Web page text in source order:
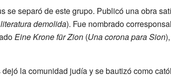
se separó de este grupo. Publicó una obra
demolida). Fue nombrado
Eine Krone für Zion(Una corona para Sion
la comunidad judía y se bautizó como